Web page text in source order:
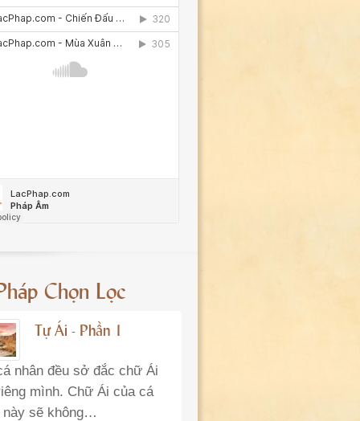
Chọn Lọc
Tự Ái - Phần 1
nhân đều sở đắc chữ Ái
mình. Chữ Ái của cá
này sẽ không…